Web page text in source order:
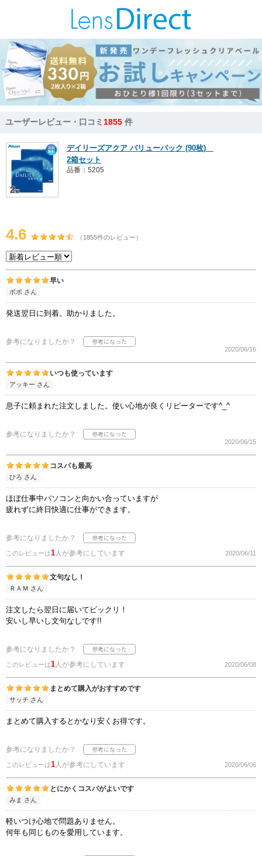
ユーザーレビュー・口コミ1855 件
デイリーズアクア バリューパック (90枚)
2箱セット
品番：5205
4.6 （1855件のレビュー）
早い
ボボ さん
発送翌日に到着。助かりました。
参考になりましたか？
2020/06/16
いつも使っています
アッキー さん
息子に頼まれた注文しました。使い心地が良くリピーターです^_^
参考になりましたか？
2020/06/15
コスパも最高
ひろ さん
ほぼ仕事中パソコンと向かい合っていますが
疲れずに終日快適に仕事ができます。
参考になりましたか？
このレビューは1人が参考にしています 2020/06/11
文句なし！
ＲＡＭ さん
注文したら翌日に届いてビックリ！
安いし早いし文句なしです!!
参考になりましたか？
このレビューは1人が参考にしています 2020/06/08
まとめて購入がおすすめです
サッチ さん
まとめて購入するとかなり安くお得です。
参考になりましたか？
このレビューは1人が参考にしています 2020/06/06
とにかくコスパがよいです
みま さん
軽いつけ心地で問題ありません。
何年も同じものを愛用しています。